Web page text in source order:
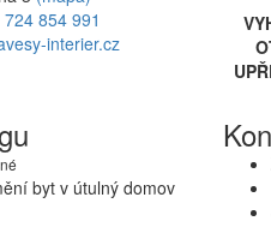
724 854 991
interier.cz
byt v útulný domov